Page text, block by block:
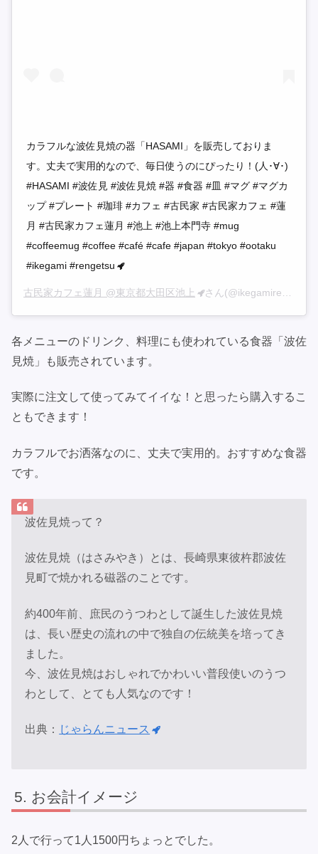
カラフルな波佐見焼の器「HASAMI」を販売しておりま
す。丈夫で実用的なので、毎日使うのにぴったり！(人･∀･)
#HASAMI #波佐見 #波佐見焼 #器 #食器 #皿 #マグ #マグカ
ップ #プレート #珈琲 #カフェ #古民家 #古民家カフェ #蓮
月 #古民家カフェ蓮月 #池上 #池上本門寺 #mug
#coffeemug #coffee #café #cafe #japan #tokyo #ootaku
#ikegami #rengetsu
古民家カフェ蓮月 @東京都大田区池上 さん(@ikegamirengetsu)がシェアした投稿 –
各メニューのドリンク、料理にも使われている食器「波佐
見焼」も販売されています。
実際に注文して使ってみてイイな！と思ったら購入するこ
ともできます！
カラフルでお洒落なのに、丈夫で実用的。おすすめな食器
です。
波佐見焼って？
波佐見焼（はさみやき）とは、長崎県東彼杵郡波佐
見町で焼かれる磁器のことです。
約400年前、庶民のうつわとして誕生した波佐見焼
は、長い歴史の流れの中で独自の伝統美を培ってき
ました。
今、波佐見焼はおしゃれでかわいい普段使いのうつ
わとして、とても人気なのです！
出典： じゃらんニュース
お会計イメージ
2人で行って1人1500円ちょっとでした。